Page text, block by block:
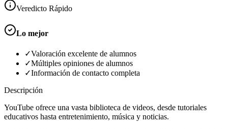
Veredicto Rápido
Lo mejor
✓Valoración excelente de alumnos
✓Múltiples opiniones de alumnos
✓Información de contacto completa
Descripción
YouTube ofrece una vasta biblioteca de videos, desde tutoriales
educativos hasta entretenimiento, música y noticias.